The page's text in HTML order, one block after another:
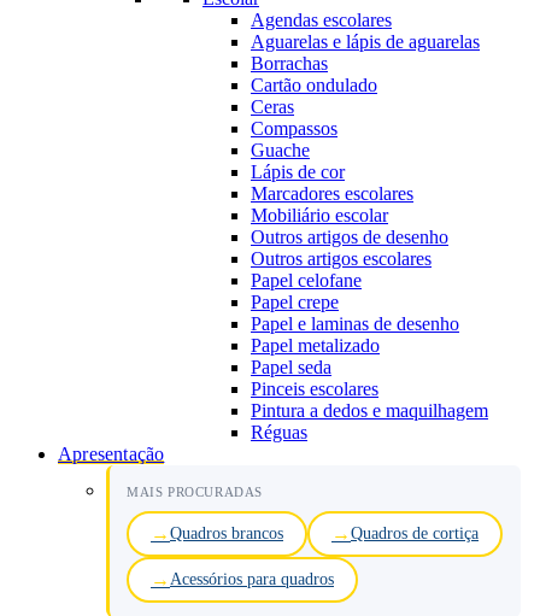
Agendas escolares
Aguarelas e lápis de aguarelas
Borrachas
Cartão ondulado
Ceras
Compassos
Guache
Lápis de cor
Marcadores escolares
Mobiliário escolar
Outros artigos de desenho
Outros artigos escolares
Papel celofane
Papel crepe
Papel e laminas de desenho
Papel metalizado
Papel seda
Pinceis escolares
Pintura a dedos e maquilhagem
Réguas
Apresentação
MAIS PROCURADAS
Quadros brancos Quadros de cortiça
Acessórios para quadros